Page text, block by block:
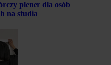
plener dla osób
na studia